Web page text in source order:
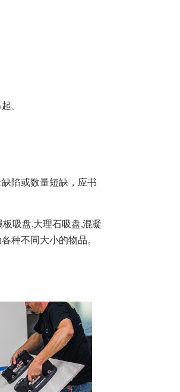
。
陷或数量短缺，应书
吸盘,大理石吸盘,混凝
种不同大小的物品。